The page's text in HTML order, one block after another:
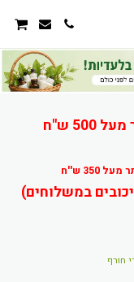
ש"ח
ש''ח
במשלוחים)
חורף